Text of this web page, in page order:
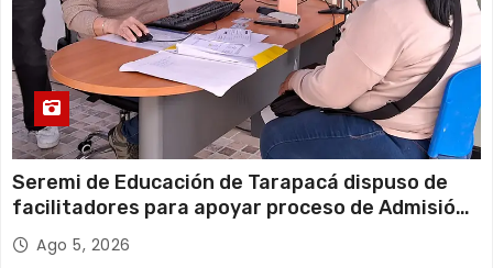
Seremi de Educación de Tarapacá dispuso de
facilitadores para apoyar proceso de Admisión
Escolar 2027
Ago 5, 2026